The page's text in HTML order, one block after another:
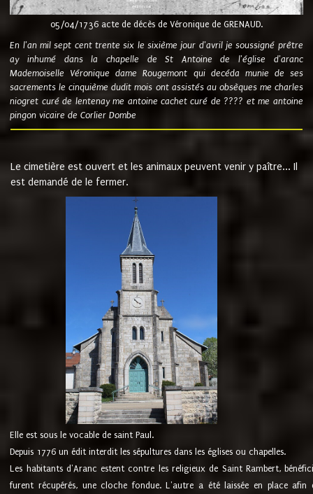
05/04/1736 acte de décès de Véronique de GRENAUD.
En l'an mil sept cent trente six le sixième jour d'avril je soussigné prêtre
ay inhumé dans la chapelle de St Antoine de l'église d'aranc
Mademoiselle Véronique dame Rougemont qui decéda munie de ses
sacrements le cinquième dudit mois ont assistés au obsèques me charles
niogret curé de lentenay me antoine cachet curé de ???? et me antoine
pingon vicaire de Corlier Dombe
Le cimetière est ouvert et les animaux peuvent venir y paître... Il
est demandé de le fermer.
Elle est sous le vocable de saint Paul.
Depuis 1776 un édit interdit les sépultures dans les églises ou chapelles.
Les habitants d'Aranc estent contre les religieux de Saint Rambert,
furent récupérés, une cloche fondue. L'autre a été laissée en place